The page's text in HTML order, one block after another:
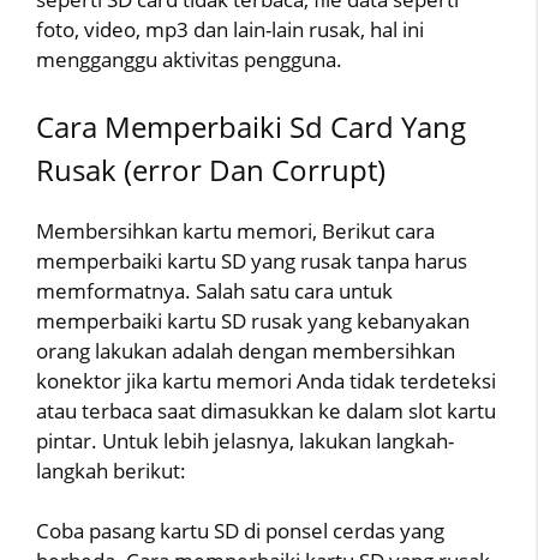
foto, video, mp3 dan lain-lain rusak, hal ini
mengganggu aktivitas pengguna.
Cara Memperbaiki Sd Card Yang
Rusak (error Dan Corrupt)
Membersihkan kartu memori, Berikut cara
memperbaiki kartu SD yang rusak tanpa harus
memformatnya. Salah satu cara untuk
memperbaiki kartu SD rusak yang kebanyakan
orang lakukan adalah dengan membersihkan
konektor jika kartu memori Anda tidak terdeteksi
atau terbaca saat dimasukkan ke dalam slot kartu
pintar. Untuk lebih jelasnya, lakukan langkah-
langkah berikut:
Coba pasang kartu SD di ponsel cerdas yang